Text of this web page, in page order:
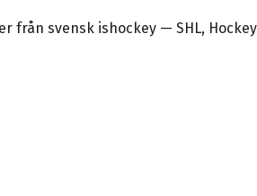
svensk ishockey — SHL,